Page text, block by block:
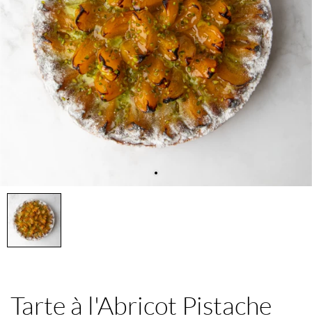
Tarte à l'Abricot Pistache